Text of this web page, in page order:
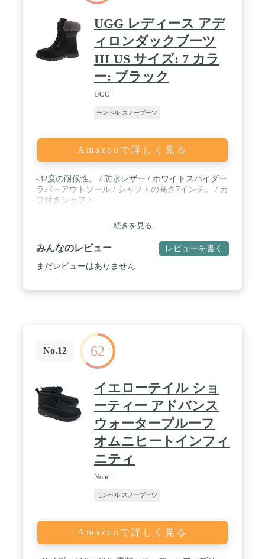
バー ●原産国：中国●スノーブーツ メンズ 防水 防
寒 雪山 ブラック 雪国●MFS2004PCT●HUNTER
MENS INTREPID REFLECTICE CAMOFLAGE
SHORT SNOW BOOT / ・サイズ換算値---
UK6（25.0cm）、UK7（26.0cm）、
UK8（27.0cm）、UK9（28.0cm） / Shaft.height : く
るぶしまでの高さ / Boot form type : snow boot /
Heel.type : フラット / Pattern type : 無地 / Style : ブー
UGG レディース アデ
ィロンダックブーツ
III US サイズ: 7 カラ
ー: ブラック
UGG
モンベル スノーブーツ
Amazonで詳しく見る
-32度の耐候性。 / 防水レザー / ホワイトスパイダー
ラバーアウトソール / シャフトの高さ7インチ。 / カ
フ付きシャフト
続きを見る
みんなのレビュー レビューを書く
まだレビューはありません
No.12 62
イエローテイル ショ
ーティー アドバンス
ウォータープルーフ
オムニヒートインフィ
ニティ
None
モンベル スノーブーツ
Amazonで詳しく見る